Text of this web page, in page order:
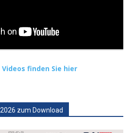
finden Sie hier
zum Download